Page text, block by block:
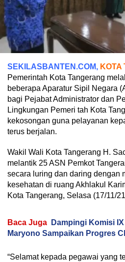
SEKILASBANTEN.COM, KOTA
Pemerintah Kota Tangerang
beberapa Aparatur Sipil Negara
bagi Pejabat Administrator dan
Lingkungan Pemeri tah Kota
kekosongan guna pelayanan
terus berjalan.
Wakil Wali Kota Tangerang H.
melantik 25 ASN Pemkot
secara luring dan daring dengan
kesehatan di ruang Akhlakul
Kota Tangerang, Selasa (17/11/
Baca Juga
Dampingi Komisi
Maryono Sampaikan Progres
“Selamat kepada pegawai yang